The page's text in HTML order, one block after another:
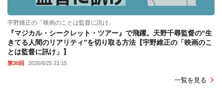
宇野維正の「映画のことは監督に訊け」
『マジカル・シークレット・ツアー』で飛躍。天野千尋監督の“生
きてる人間のリアリティ”を切り取る方法【宇野維正の「映画のこ
とは監督に訊け」】
第30回 2026/6/25 21:15
一覧を見る